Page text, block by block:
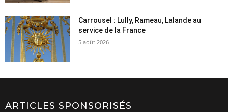
Carrousel : Lully, Rameau, Lalande au
service de la France
5 août 2026
ARTICLES SPONSORISÉS